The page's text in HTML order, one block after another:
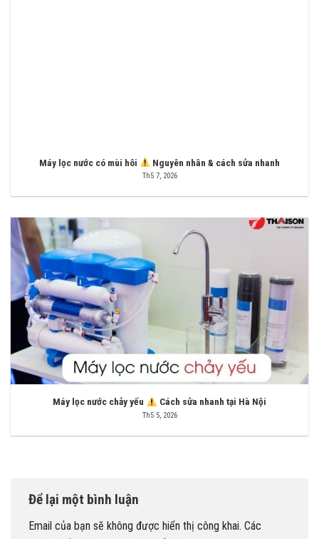
Máy lọc nước có mùi hôi Nguyên nhân & cách sửa nhanh
Th5 7, 2026
Máy lọc nước chảy yếu Cách sửa nhanh tại Hà Nội
Th5 5, 2026
Để lại một bình luận
Email của bạn sẽ không được hiển thị công khai. Các